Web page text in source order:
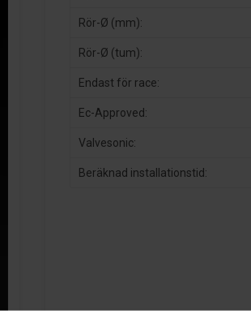
Rör-Ø (mm):
Rör-Ø (tum):
Endast för race:
Ec-Approved:
Valvesonic:
Beräknad installationstid: